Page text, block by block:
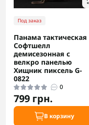
Под заказ
Панама тактическая
Софтшелл
демисезонная с
велкро панелью
Хищник пиксель G-
0822
0
799 грн.
В корзину